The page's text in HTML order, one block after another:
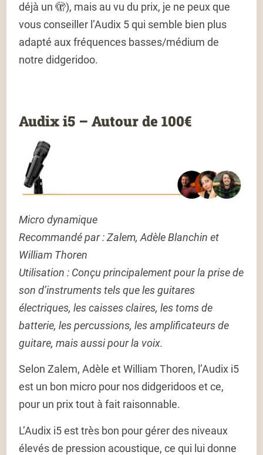
déjà un 🫣), mais au vu du prix, je ne peux que
vous conseiller l’Audix 5 qui semble bien plus
adapté aux fréquences basses/médium de
notre didgeridoo.
Audix i5 – Autour de 100€
Micro dynamique
Recommandé par : Zalem, Adèle Blanchin et
William Thoren
Utilisation : Conçu principalement pour la prise de
son d’instruments tels que les guitares
électriques, les caisses claires, les toms de
batterie, les percussions, les amplificateurs de
guitare, mais aussi pour la voix.
Selon Zalem, Adèle et William Thoren, l’Audix i5
est un bon micro pour nos didgeridoos et ce,
pour un prix tout à fait raisonnable.
L’Audix i5 est très bon pour gérer des niveaux
élevés de pression acoustique, ce qui lui donne